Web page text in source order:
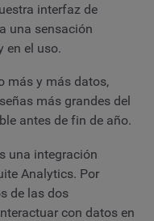
interfaz de
una sensación
en el uso.
más y más datos,
más grandes del
antes de fin de año.
una integración
Analytics. Por
de las dos
con datos en